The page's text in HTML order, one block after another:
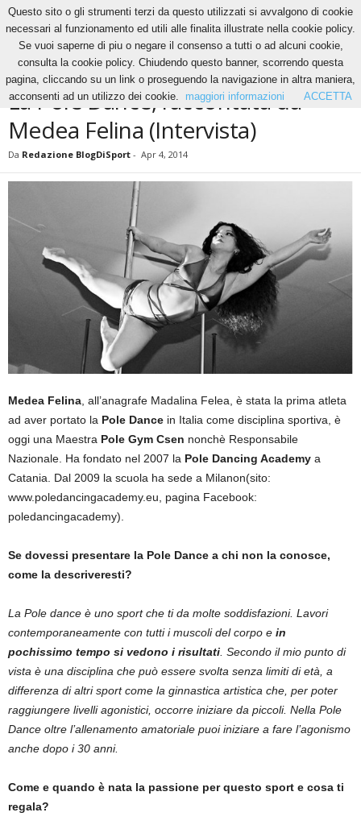
Altri Sport La Pole Dance, raccontata da Medea Felina (Intervista)
ALTRI SPORT NEWS
La Pole Dance, raccontata da
Medea Felina (Intervista)
Da Redazione BlogDiSport - Apr 4, 2014
Medea Felina , all’anagrafe Madalina Felea, è stata la prima atleta
ad aver portato la Pole Dance in Italia come disciplina sportiva, è
oggi una Maestra Pole Gym Csen nonchè Responsabile
Nazionale. Ha fondato nel 2007 la Pole Dancing Academy a
Catania. Dal 2009 la scuola ha sede a Milanon(sito:
www.poledancingacademy.eu, pagina Facebook:
poledancingacademy).
Se dovessi presentare la Pole Dance a chi non la conosce,
come la descriveresti?
La Pole dance è uno sport che ti da molte soddisfazioni. Lavori
contemporaneamente con tutti i muscoli del corpo e in
pochissimo tempo si vedono i risultati . Secondo il mio punto di
vista è una disciplina che può essere svolta senza limiti di età, a
differenza di altri sport come la ginnastica artistica che, per poter
raggiungere livelli agonistici, occorre iniziare da piccoli. Nella Pole
Dance oltre l’allenamento amatoriale puoi iniziare a fare l’agonismo
anche dopo i 30 anni.
Come e quando è nata la passione per questo sport e cosa ti
regala?
Questo sito o gli strumenti terzi da questo utilizzati si avvalgono di cookie
necessari al funzionamento ed utili alle finalita illustrate nella cookie policy.
Se vuoi saperne di piu o negare il consenso a tutti o ad alcuni cookie,
consulta la cookie policy. Chiudendo questo banner, scorrendo questa
pagina, cliccando su un link o proseguendo la navigazione in altra maniera,
acconsenti ad un utilizzo dei cookie.
maggiori informazioni ACCETTA